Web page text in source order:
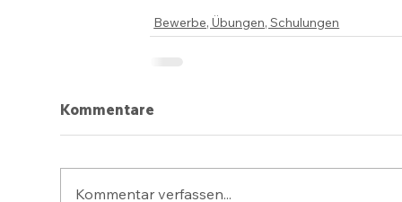
Bewerbe, Übungen, Schulungen
Kommentare
Kommentar verfassen...